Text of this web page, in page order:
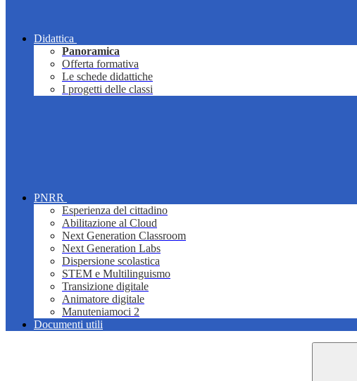
Didattica
Panoramica
Offerta formativa
Le schede didattiche
I progetti delle classi
PNRR
Esperienza del cittadino
Abilitazione al Cloud
Next Generation Classroom
Next Generation Labs
Dispersione scolastica
STEM e Multilinguismo
Transizione digitale
Animatore digitale
Manuteniamoci 2
Documenti utili